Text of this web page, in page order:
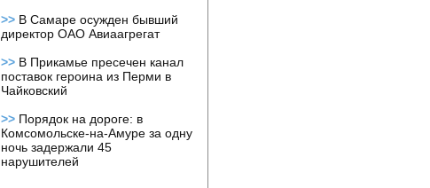
>> В Самаре осужден бывший
директор ОАО Авиаагрегат
>> В Прикамье пресечен канал
поставок героина из Перми в
Чайковский
>> Порядок на дороге: в
Комсомольске-на-Амуре за одну
ночь задержали 45
нарушителей